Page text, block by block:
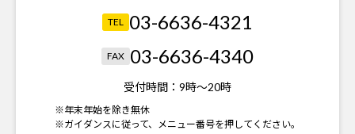
TEL 03-6636-4321
FAX 03-6636-4340
受付時間： 9時～20時
※年末年始を除き無休
※ガイダンスに従って、メニュー番号を押してください。